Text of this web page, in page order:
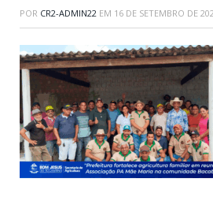
POR CR2-ADMIN22 EM 16 DE SETEMBRO DE